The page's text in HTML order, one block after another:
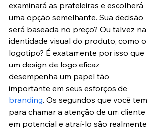
examinará as prateleiras e escolherá
uma opção semelhante. Sua decisão
será baseada no preço? Ou talvez na
identidade visual do produto, como o
logotipo? É exatamente por isso que
um design de logo eficaz
desempenha um papel tão
importante em seus esforços de
branding. Os segundos que você tem
para chamar a atenção de um cliente
em potencial e atraí-lo são realmente